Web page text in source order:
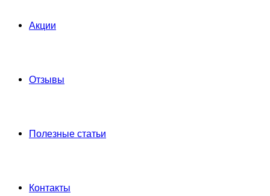
Акции
Отзывы
Полезные статьи
Контакты